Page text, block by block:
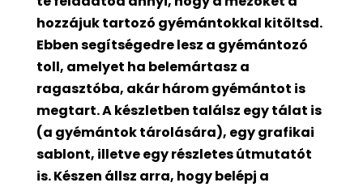
hozzájuk tartozó gyémántokkal kitöltsd.
Ebben segítségedre lesz a gyémántozó
toll, amelyet ha belemártasz a
ragasztóba, akár három gyémántot is
megtart. A készletben találsz egy tálat is
(a gyémántok tárolására), egy grafikai
sablont, illetve egy részletes útmutatót
is. Készen állsz arra, hogy belépj a